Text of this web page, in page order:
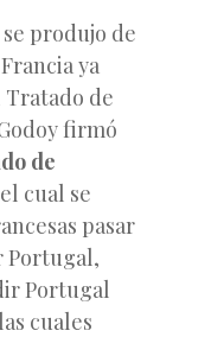
produjo de
ya
Tratado de
firmó
de
cual se
pasar
Portugal,
Portugal
cuales